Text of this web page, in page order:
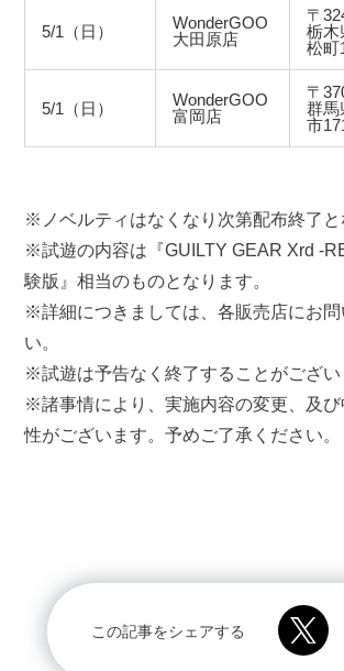
5/1（日）
WonderGOO
大田原店
〒
栃木
松町
5/1（日）
WonderGOO
富岡店
〒
群馬
市
※ノベルティはなくなり次第配布終了と
※試遊の内容は『GUILTY GEAR Xrd -
験版』相当のものとなります。
※詳細につきましては、各販売店にお問
い。
※試遊は予告なく終了することがござい
※諸事情により、実施内容の変更、及
性がございます。予めご了承ください。
この記事をシェアする